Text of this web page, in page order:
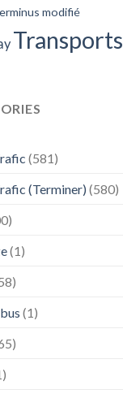
modifié
Transports
(581)
(Terminer) (580)
(1)
(1)